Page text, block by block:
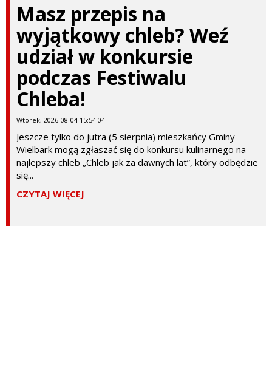
Masz przepis na
wyjątkowy chleb? Weź
udział w konkursie
podczas Festiwalu
Chleba!
Wtorek, 2026-08-04 15:54:04
Jeszcze tylko do jutra (5 sierpnia) mieszkańcy Gminy
Wielbark mogą zgłaszać się do konkursu kulinarnego na
najlepszy chleb „Chleb jak za dawnych lat”, który odbędzie
się...
CZYTAJ WIĘCEJ